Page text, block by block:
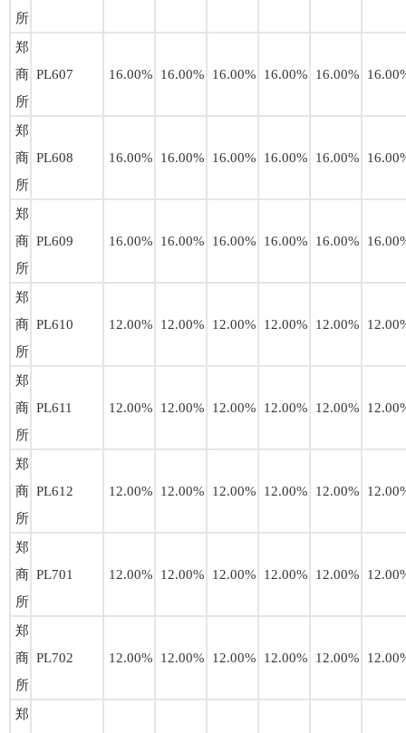
所
郑
商
所
PL607 16.00% 16.00% 16.00% 16.00% 16.00%
郑
商
所
PL608 16.00% 16.00% 16.00% 16.00% 16.00%
郑
商
所
PL609 16.00% 16.00% 16.00% 16.00% 16.00%
郑
商
所
PL610 12.00% 12.00% 12.00% 12.00% 12.00%
郑
商
所
PL611 12.00% 12.00% 12.00% 12.00% 12.00%
郑
商
所
PL612 12.00% 12.00% 12.00% 12.00% 12.00%
郑
商
所
PL701 12.00% 12.00% 12.00% 12.00% 12.00%
郑
商
所
PL702 12.00% 12.00% 12.00% 12.00% 12.00%
郑